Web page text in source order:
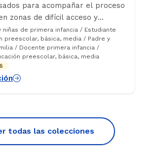
para acompañar el proceso
zonas de difícil acceso y
pues este proyecto surge
a la pandemia de COVID en
y promovió el trabajo
entre emisoras rurales y
aliado Enseña por
de fortalecer el autocuidado
y charlas.
niñas de primera infancia / Estudiante
preescolar, básica, media / Padre y
/ Docente primera infancia /
preescolar, básica, media
todas las colecciones